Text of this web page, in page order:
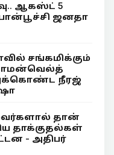
ஆகஸ்ட் 5
ஜனதா
சங்கமிக்கும்
நீரஜ்
தான்
தாக்குதல்கள்
- அதிபர்